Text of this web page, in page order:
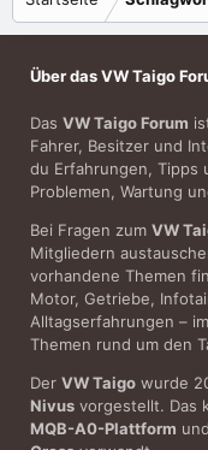
Über das VW Taigo
Das VW Taigo Forum
Fahrer, Besitzer und
du Erfahrungen, Tipps
Problemen, Wartung
Bei Fragen zum VW
Mitgliedern
vorhandene Themen
Motor, Getriebe,
Alltagserfahrungen –
Themen rund um den
Der VW Taigo wurde
Nivus vorgestellt. Das
MQB-A0-Plattform